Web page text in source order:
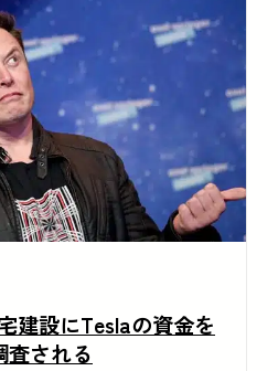
建設にTeslaの資金を
査される